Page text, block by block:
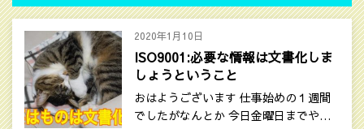
2020年1月10日
ISO9001:必要な情報は文書化しま
しょうということ
おはようございます 仕事始めの１週間
でしたがなんとか 今日金曜日までや…